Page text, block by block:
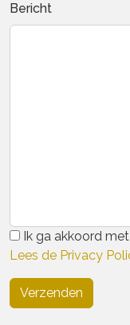
Bericht
Ik ga akkoord
Lees de Privacy